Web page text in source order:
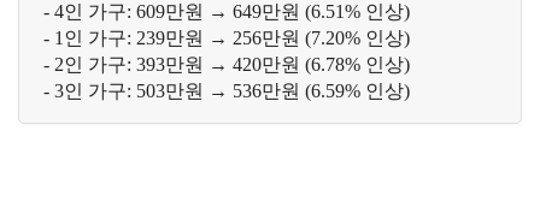
- 4인 가구: 609만원 → 649만원 (6.51% 인상)
- 1인 가구: 239만원 → 256만원 (7.20% 인상)
- 2인 가구: 393만원 → 420만원 (6.78% 인상)